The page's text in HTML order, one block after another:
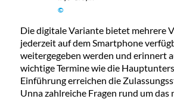
©
Die digitale Variante bietet mehrere
jederzeit auf dem Smartphone
weitergegeben werden und erinnert
wichtige Termine wie die
Einführung erreichen die
Unna zahlreiche Fragen rund um das